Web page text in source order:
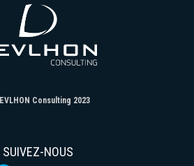
Consulting 2023
SUIVEZ-NOUS